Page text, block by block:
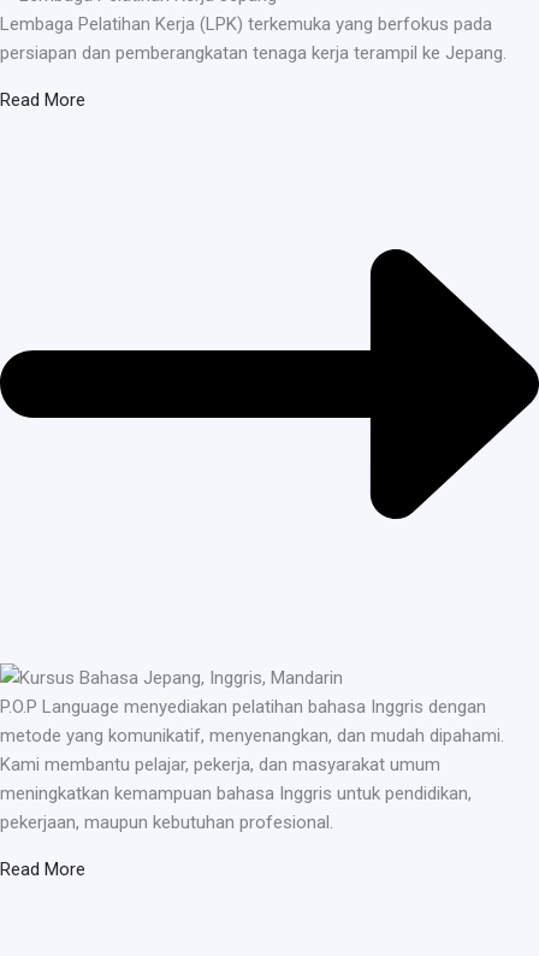
Lembaga Pelatihan Kerja (LPK) terkemuka yang berfokus pada
persiapan dan pemberangkatan tenaga kerja terampil ke Jepang.
Read More
P.O.P Language menyediakan pelatihan bahasa Inggris dengan
metode yang komunikatif, menyenangkan, dan mudah dipahami.
Kami membantu pelajar, pekerja, dan masyarakat umum
meningkatkan kemampuan bahasa Inggris untuk pendidikan,
pekerjaan, maupun kebutuhan profesional.
Read More